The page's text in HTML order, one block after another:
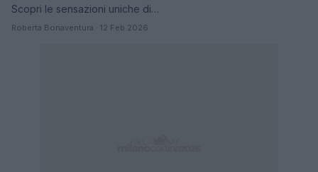
Scopri le sensazioni uniche di…
Roberta Bonaventura · 12 Feb 2026